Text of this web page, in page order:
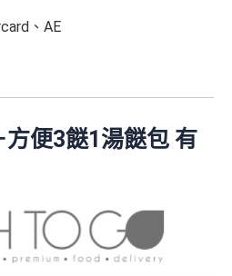
、AE
方便3餸1湯餸包 有